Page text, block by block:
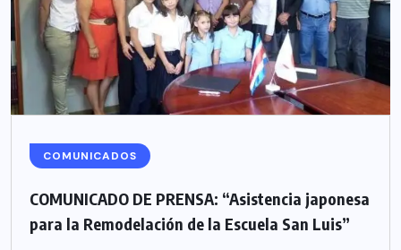
COMUNICADOS
COMUNICADO DE PRENSA: “Asistencia japonesa
para la Remodelación de la Escuela San Luis”